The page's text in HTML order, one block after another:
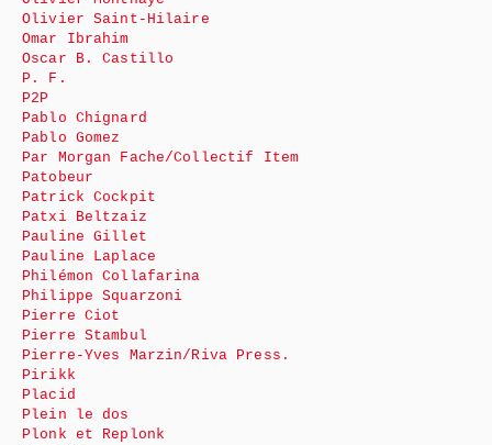
Olivier Saint-Hilaire
Omar Ibrahim
Oscar B. Castillo
P. F.
P2P
Pablo Chignard
Pablo Gomez
Par Morgan Fache/Collectif Item
Patobeur
Patrick Cockpit
Patxi Beltzaiz
Pauline Gillet
Pauline Laplace
Philémon Collafarina
Philippe Squarzoni
Pierre Ciot
Pierre Stambul
Pierre-Yves Marzin/Riva Press.
Pirikk
Placid
Plein le dos
Plonk et Replonk